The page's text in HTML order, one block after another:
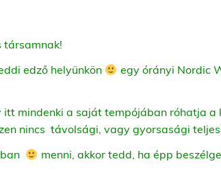
társamnak!
edző helyünkön
egy órányi Nordic
mindenki a saját tempójában róhatja a
nincs távolsági, vagy gyorsasági
menni, akkor tedd, ha épp